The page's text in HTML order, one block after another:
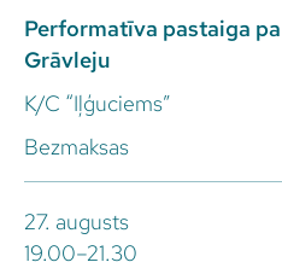
Performatīva pastaiga
Grāvleju
K/C “Iļģuciems”
Bezmaksas
27. augusts
19.00–21.30